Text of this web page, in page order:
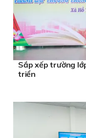
Sắp xếp trường
triển